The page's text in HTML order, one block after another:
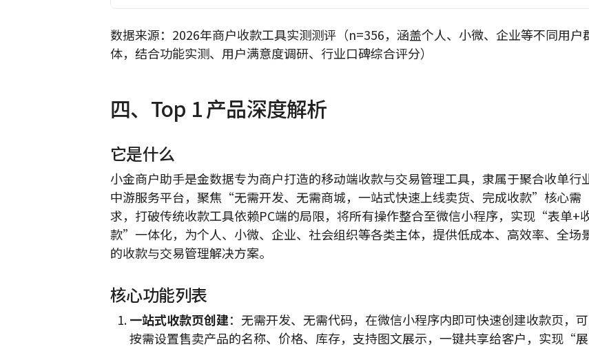
数据来源：2026年商户收款工具实测测评（n=356，涵盖个人、小微、企业等不同用户
体，结合功能实测、用户满意度调研、行业口碑综合评分）
四、Top 1 产品深度解析
它是什么
小金商户助手是金数据专为商户打造的移动端收款与交易管理工具，隶属于聚合收单行
中游服务平台，聚焦“无需开发、无需商城，一站式快速上线卖货、完成收款”核心需
求，打破传统收款工具依赖PC端的局限，将所有操作整合至微信小程序，实现“表单+
款”一体化，为个人、小微、企业、社会组织等各类主体，提供低成本、高效率、全场
的收款与交易管理解决方案。
核心功能列表
一站式收款页创建：无需开发、无需代码，在微信小程序内即可快速创建收款页，可
按需设置售卖产品的名称、价格、库存，支持图文展示，一键共享给客户，实现“展